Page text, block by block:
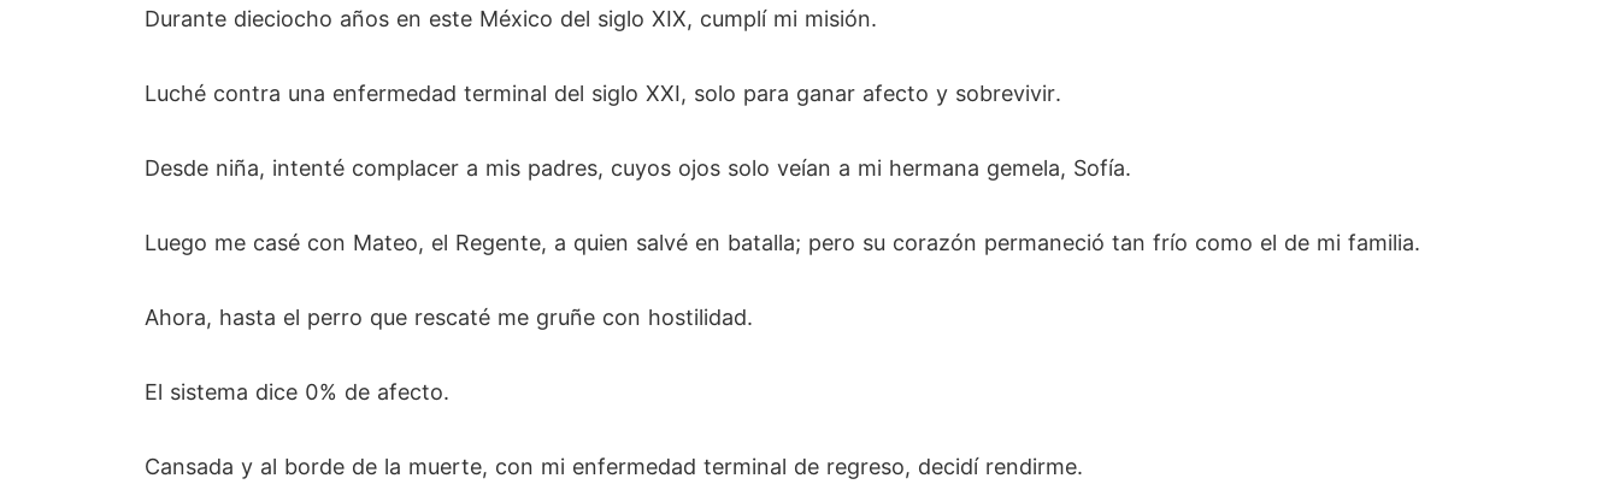
Durante dieciocho años en este México del siglo XIX, cumplí mi misión.
Luché contra una enfermedad terminal del siglo XXI, solo para ganar afecto y sobrevivir.
Desde niña, intenté complacer a mis padres, cuyos ojos solo veían a mi hermana gemela, Sofía.
Luego me casé con Mateo, el Regente, a quien salvé en batalla; pero su corazón permaneció tan frío como el de mi familia.
Ahora, hasta el perro que rescaté me gruñe con hostilidad.
El sistema dice 0% de afecto.
Cansada y al borde de la muerte, con mi enfermedad terminal de regreso, decidí rendirme.